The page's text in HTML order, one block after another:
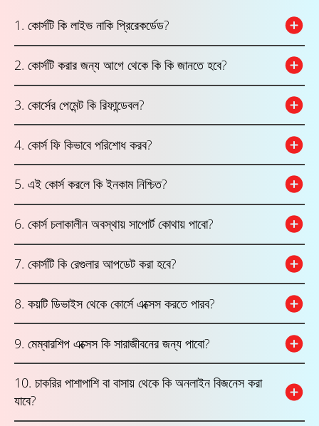
1. কোর্সটি কি লাইভ নাকি প্রিরেকর্ডেড?
2. কোর্সটি করার জন্য আগে থেকে কি কি জানতে হবে?
3. কোর্সের পেমেন্ট কি রিফান্ডেবল?
4. কোর্স ফি কিভাবে পরিশোধ করব?
5. এই কোর্স করলে কি ইনকাম নিশ্চিত?
6. কোর্স চলাকালীন অবস্থায় সাপোর্ট কোথায় পাবো?
7. কোর্সটি কি রেগুলার আপডেট করা হবে?
8. কয়টি ডিভাইস থেকে কোর্সে এক্সেস করতে পারব?
9. মেম্বারশিপ এক্সেস কি সারাজীবনের জন্য পাবো?
10. চাকরির পাশাপাশি বা বাসায় থেকে কি অনলাইন বিজনেস করা
যাবে?